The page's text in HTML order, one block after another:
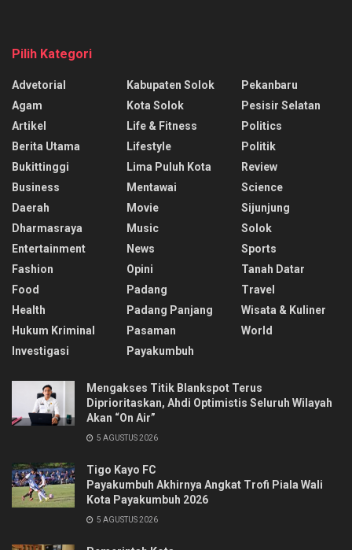
Pilih Kategori
Advetorial
Agam
Artikel
Berita Utama
Bukittinggi
Business
Daerah
Dharmasraya
Entertainment
Fashion
Food
Health
Hukum Kriminal
Investigasi
Kabupaten Solok
Kota Solok
Life & Fitness
Lifestyle
Lima Puluh Kota
Mentawai
Movie
Music
News
Opini
Padang
Padang Panjang
Pasaman
Payakumbuh
Pekanbaru
Pesisir Selatan
Politics
Politik
Review
Science
Sijunjung
Solok
Sports
Tanah Datar
Travel
Wisata & Kuliner
World
Mengakses Titik Blankspot Terus
Diprioritaskan, Ahdi Optimistis Seluruh Wilayah
Akan “On Air”
5 AGUSTUS 2026
Tigo Kayo FC
Payakumbuh Akhirnya Angkat Trofi Piala Wali
Kota Payakumbuh 2026
5 AGUSTUS 2026